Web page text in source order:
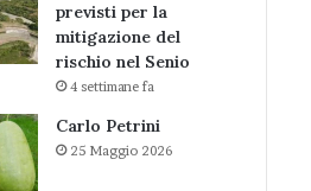
previsti per la
mitigazione del
rischio nel Senio
4 settimane fa
Carlo Petrini
25 Maggio 2026